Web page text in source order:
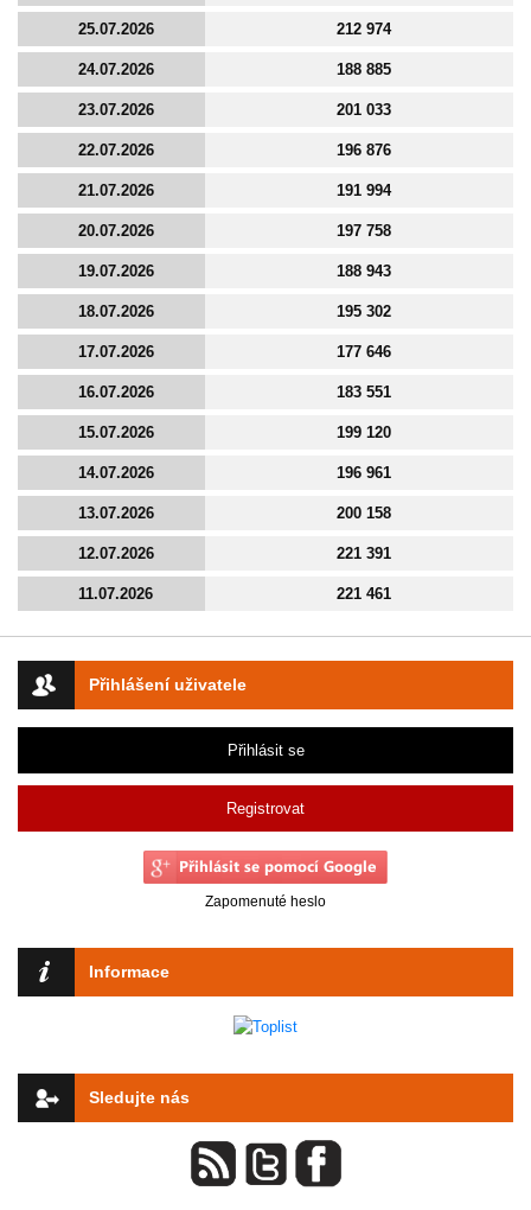
Přihlášení uživatele
Přihlásit se
Registrovat
Zapomenuté heslo
Informace
Sledujte nás
25.07.2026 212 974
24.07.2026 188 885
23.07.2026 201 033
22.07.2026 196 876
21.07.2026 191 994
20.07.2026 197 758
19.07.2026 188 943
18.07.2026 195 302
17.07.2026 177 646
16.07.2026 183 551
15.07.2026 199 120
14.07.2026 196 961
13.07.2026 200 158
12.07.2026 221 391
11.07.2026 221 461